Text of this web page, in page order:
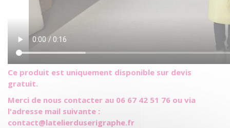
Ce produit est uniquement disponible sur devis
gratuit.
Merci de nous contacter au 06 67 42 51 76 ou via
l'adresse mail suivante :
contact@latelierduserigraphe.fr